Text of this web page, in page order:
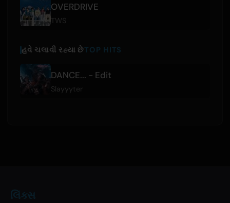
OVERDRIVE
TWS
હવે ચલાવી રહ્યા છેTOP HITS
DANCE... - Edit
Slayyyter
લિંક્સ